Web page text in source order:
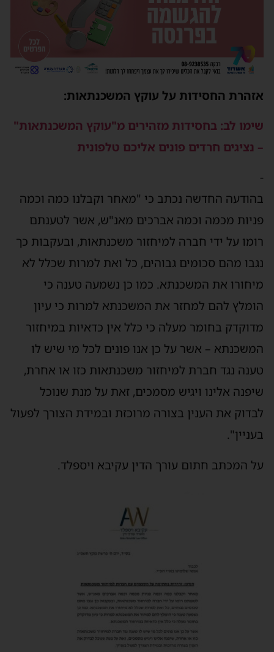
אזהרת החסידות על עוקץ המשכנתאות:
שימו לב: בחסידות מזהירים מ"עוקץ המשכנתאות"
– נציגים חרדים פונים אליכם טלפונית
-
בהודעה החדשה נכתב כי "מאחר וקבלנו כמה וכמה
פניות מכמה וכמה אברכים מאנ"ש, אשר לטענתם
רומו על ידי חברה למיחזור משכנתאות, ובעקבות כך
נגבו מהם ‏סכומים גבוהים, כל ואת למרות שכלל לא
מיחורו את המשכנתא. כמו כן נשמעה טענה כי
הומלץ להם למחזר את המשכנתא למרות כי עיון
מדוקדק בחומר מעלה כי כלל אין כדאיות במיחזור
המשכנתא – אשר על כן אנו פונים לכל מי שיש לו
טענה נגד חברת למיחזור משכנתאות ‏כזו או אחרת,
שיפנה אלינו ויגיש מסמכים, זאת על מנת שנוכל
לבדוק את הענין בצורה מרוכזת ובמידת הצורך לפעול
בעניין".
על המכתב חתום עורך הדין עקיבא ויספלד.